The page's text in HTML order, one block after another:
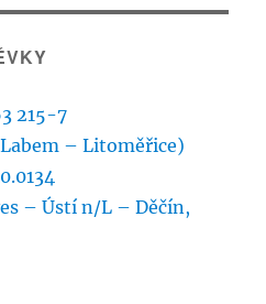
215-7
– Litoměřice)
– Ústí n/L – Děčín,